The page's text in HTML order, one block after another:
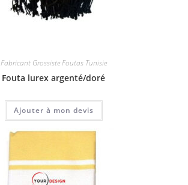
Fabricant Grossiste Foutas Tunisie
Fouta lurex argenté/doré
Ajouter à mon devis